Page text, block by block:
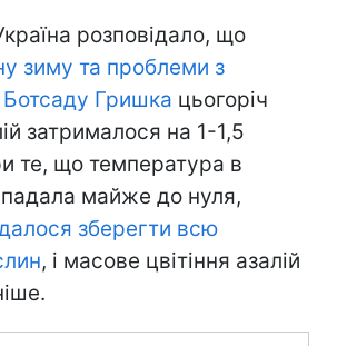
розповідало, що
зиму та проблеми з
Гришка цьогоріч
затрималося на 1-1,5
те, що температура в
майже до нуля,
зберегти всю
, і масове цвітіння азалій